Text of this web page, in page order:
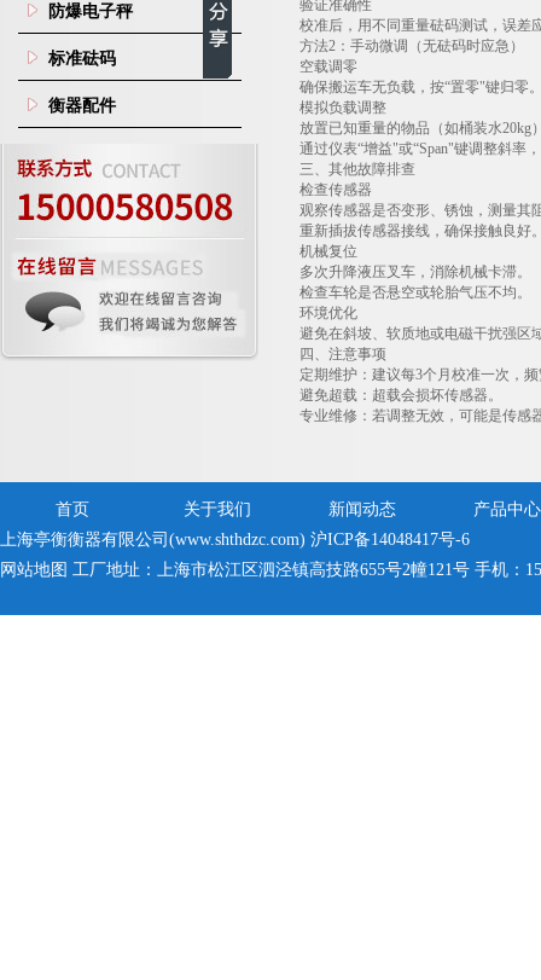
防爆电子秤
标准砝码
衡器配件
验证准确性
校准后，用不同重量砝码测试，误差
方法2 ：手动微调（无砝码时应急）
空载调零
确保搬运车无负载，按“置零"键归零
模拟负载调整
放置已知重量的物品（如桶装水20kg
通过仪表“增益"或“Span"键调整斜率
三、其他故障排查
检查传感器
观察传感器是否变形、锈蚀，测量其
重新插拔传感器接线，确保接触良好
机械复位
多次升降液压叉车，消除机械卡滞。
检查车轮是否悬空或轮胎气压不均。
环境优化
避免在斜坡、软质地或电磁干扰强区
四、注意事项
定期维护 ：建议每3个月校准一次，
避免超载 ：超载会损坏传感器。
专业维修 ：若调整无效，可能是传感
首页 关于我们 新闻动态
产品中心
上海亭衡衡器有限公司(www.shthdzc.com) 沪ICP备14048417号-6
网站地图 工厂地址：上海市松江区泗泾镇高技路655号2幢121号 手机：